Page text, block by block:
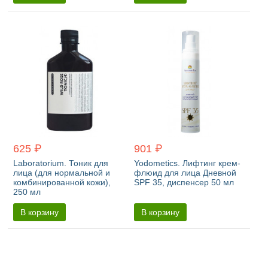
625 ₽
Laboratorium. Тоник для
лица (для нормальной и
комбинированной кожи),
250 мл
В корзину
901 ₽
Yodometics. Лифтинг крем-
флюид для лица Дневной
SPF 35, диспенсер 50 мл
В корзину